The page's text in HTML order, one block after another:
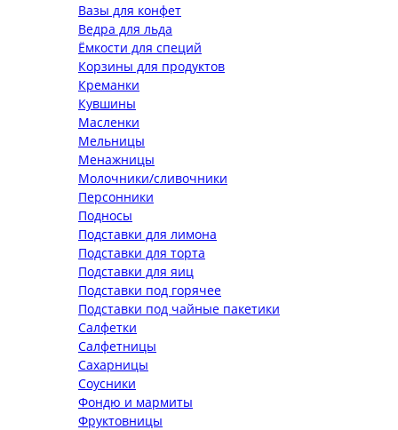
Вазы для конфет
Ведра для льда
Ёмкости для специй
Корзины для продуктов
Креманки
Кувшины
Масленки
Мельницы
Менажницы
Молочники/сливочники
Персонники
Подносы
Подставки для лимона
Подставки для торта
Подставки для яиц
Подставки под горячее
Подставки под чайные пакетики
Салфетки
Салфетницы
Сахарницы
Соусники
Фондю и мармиты
Фруктовницы